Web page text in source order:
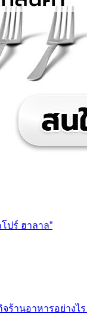
จร้านอาหารอย่างไ